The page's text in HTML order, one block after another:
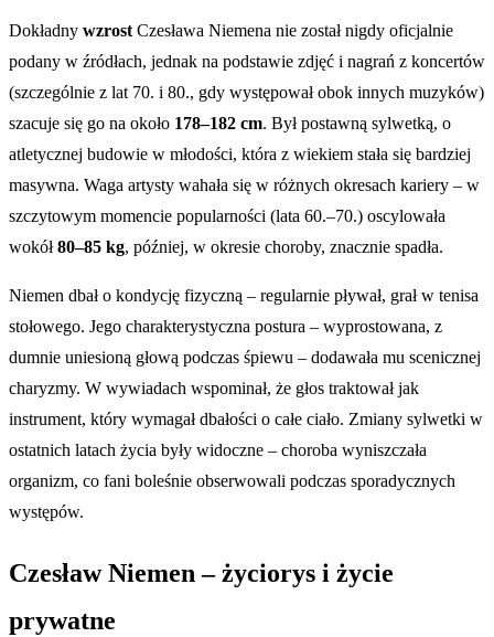
Dokładny wzrostCzesława Niemena nie został nigdy oficjalnie
podany w źródłach, jednak na podstawie zdjęć i nagrań z koncertów
(szczególnie z lat 70. i 80., gdy występował obok innych muzyków)
szacuje się go na około 178–182 cm. Był postawną sylwetką, o
atletycznej budowie w młodości, która z wiekiem stała się bardziej
masywna. Waga artysty wahała się w różnych okresach kariery – w
szczytowym momencie popularności (lata 60.–70.) oscylowała
wokół80–85 kg, później, w okresie choroby, znacznie spadła.
Niemen dbał o kondycję fizyczną – regularnie pływał, grał w tenisa
stołowego. Jego charakterystyczna postura – wyprostowana, z
dumnie uniesioną głową podczas śpiewu – dodawała mu scenicznej
charyzmy. W wywiadach wspominał, że głos traktował jak
instrument, który wymagał dbałości o całe ciało. Zmiany sylwetki w
ostatnich latach życia były widoczne – choroba wyniszczała
organizm, co fani boleśnie obserwowali podczas sporadycznych
występów.
Czesław Niemen – życiorys i życie
prywatne